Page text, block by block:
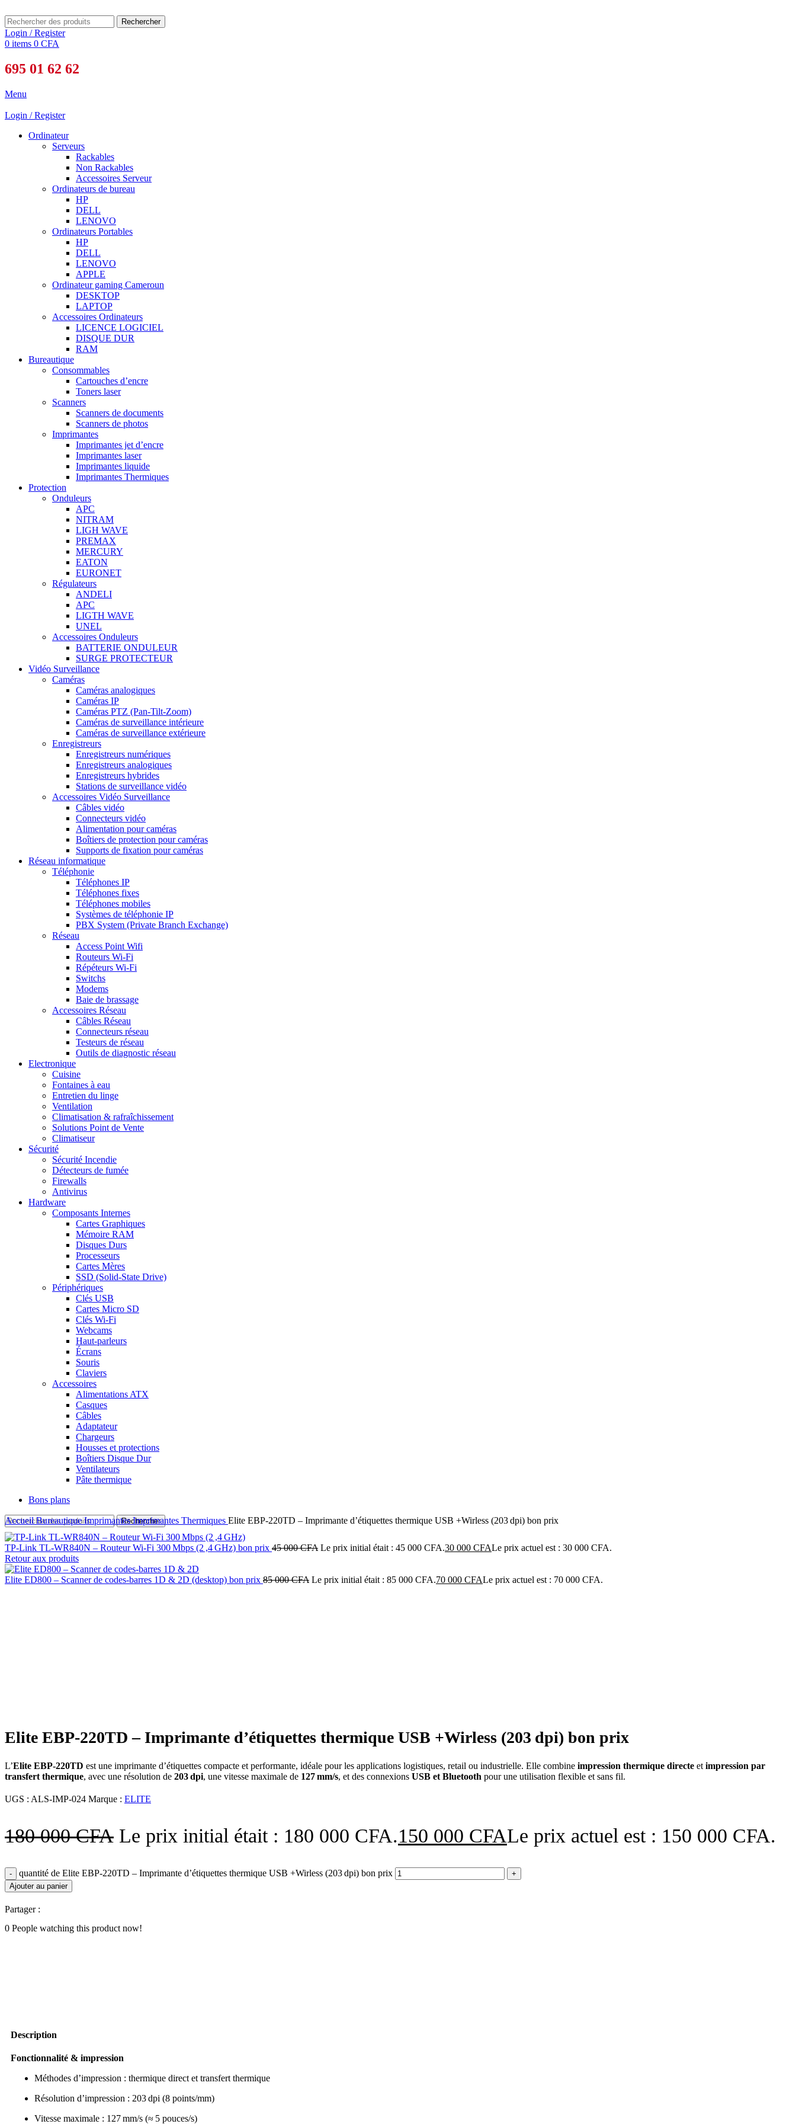
Rechercher
Login / Register
0 items 0 CFA
695 01 62 62
Menu
Login / Register
Ordinateur
Serveurs
Rackables
Non Rackables
Accessoires Serveur
Ordinateurs de bureau
HP
DELL
LENOVO
Ordinateurs Portables
HP
DELL
LENOVO
APPLE
Ordinateur gaming Cameroun
DESKTOP
LAPTOP
Accessoires Ordinateurs
LICENCE LOGICIEL
DISQUE DUR
RAM
Bureautique
Consommables
Cartouches d’encre
Toners laser
Scanners
Scanners de documents
Scanners de photos
Imprimantes
Imprimantes jet d’encre
Imprimantes laser
Imprimantes liquide
Imprimantes Thermiques
Protection
Onduleurs
APC
NITRAM
LIGH WAVE
PREMAX
MERCURY
EATON
EURONET
Régulateurs
ANDELI
APC
LIGTH WAVE
UNEL
Accessoires Onduleurs
BATTERIE ONDULEUR
SURGE PROTECTEUR
Vidéo Surveillance
Caméras
Caméras analogiques
Caméras IP
Caméras PTZ (Pan-Tilt-Zoom)
Caméras de surveillance intérieure
Caméras de surveillance extérieure
Enregistreurs
Enregistreurs numériques
Enregistreurs analogiques
Enregistreurs hybrides
Stations de surveillance vidéo
Accessoires Vidéo Surveillance
Câbles vidéo
Connecteurs vidéo
Alimentation pour caméras
Boîtiers de protection pour caméras
Supports de fixation pour caméras
Réseau informatique
Téléphonie
Téléphones IP
Téléphones fixes
Téléphones mobiles
Systèmes de téléphonie IP
PBX System (Private Branch Exchange)
Réseau
Access Point Wifi
Routeurs Wi-Fi
Répéteurs Wi-Fi
Switchs
Modems
Baie de brassage
Accessoires Réseau
Câbles Réseau
Connecteurs réseau
Testeurs de réseau
Outils de diagnostic réseau
Electronique
Cuisine
Fontaines à eau
Entretien du linge
Ventilation
Climatisation & rafraîchissement
Solutions Point de Vente
Climatiseur
Sécurité
Sécurité Incendie
Détecteurs de fumée
Firewalls
Antivirus
Hardware
Composants Internes
Cartes Graphiques
Mémoire RAM
Disques Durs
Processeurs
Cartes Mères
SSD (Solid-State Drive)
Périphériques
Clés USB
Cartes Micro SD
Clés Wi-Fi
Webcams
Haut-parleurs
Écrans
Souris
Claviers
Accessoires
Alimentations ATX
Casques
Câbles
Adaptateur
Chargeurs
Housses et protections
Boîtiers Disque Dur
Ventilateurs
Pâte thermique
Bons plans
Rechercher
AccueilBureautiqueImprimantesImprimantes Thermiques Elite EBP‑220TD – Imprimante d’étiquettes thermique USB +Wirless (203 dpi) bon prix
TP‑Link TL‑WR840N – Routeur Wi‑Fi 300 Mbps (2 ,4 GHz) bon prix 45 000CFA Le prix initial était : 45 000 CFA.30 000 CFALe prix actuel est : 30 000 CFA.
Retour aux produits
Elite ED800 – Scanner de codes‑barres 1D & 2D (desktop) bon prix 85 000CFA Le prix initial était : 85 000 CFA.70 000 CFALe prix actuel est : 70 000 CFA.
Elite EBP‑220TD – Imprimante d’étiquettes thermique USB +Wirless (203 dpi) bon prix
L’Elite EBP‑220TD est une imprimante d’étiquettes compacte et performante, idéale pour les applications logistiques, retail ou industrielle. Elle combine impression thermique directe et impression par
transfert thermique, avec une résolution de 203 dpi, une vitesse maximale de 127 mm/s, et des connexions USB et Bluetooth pour une utilisation flexible et sans fil.
UGS : ALS-IMP-024 Marque : ELITE
180 000CFA Le prix initial était : 180 000 CFA.150 000 CFALe prix actuel est : 150 000 CFA.
quantité de Elite EBP‑220TD – Imprimante d’étiquettes thermique USB +Wirless (203 dpi) bon prix
Ajouter au panier
Partager :
0 People watching this product now!
Description
Fonctionnalité & impression
Méthodes d’impression : thermique direct et transfert thermique
Résolution d’impression : 203 dpi (8 points/mm)
Vitesse maximale : 127 mm/s (≈ 5 pouces/s)